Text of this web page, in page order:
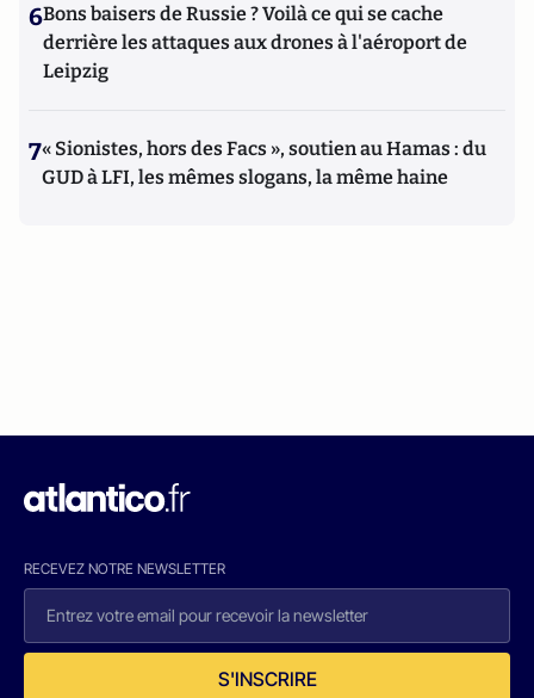
6Bons baisers de Russie ? Voilà ce qui se cache
derrière les attaques aux drones à l'aéroport de
Leipzig
7« Sionistes, hors des Facs », soutien au Hamas : du
GUD à LFI, les mêmes slogans, la même haine
RECEVEZ NOTRE NEWSLETTER
S'INSCRIRE